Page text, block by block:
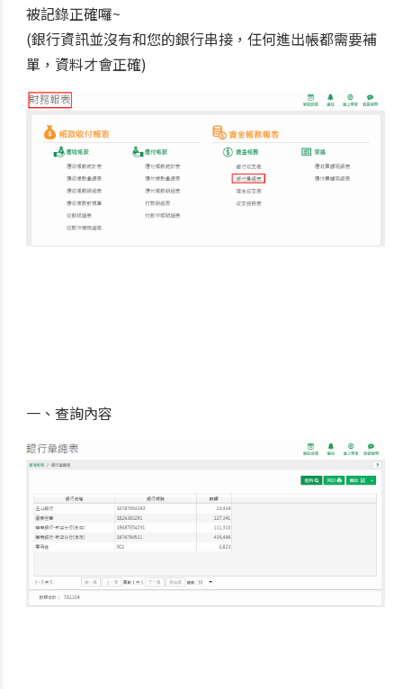
被記錄正確囉~
(銀行資訊並沒有和您的銀行串接，任何進出帳都需要補
單，資料才會正確)
一、查詢內容